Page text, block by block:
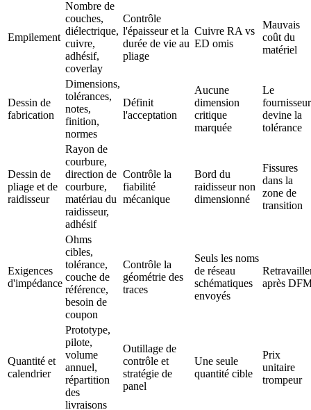
Empilement
Nombre de
couches,
diélectrique,
cuivre,
adhésif,
coverlay
Contrôle
l'épaisseur et la
durée de vie au
pliage
Cuivre RA vs
ED omis
Mauvais
coût du
matériel
Dessin de
fabrication
Dimensions,
tolérances,
notes,
finition,
normes
Définit
l'acceptation
Aucune
dimension
critique
marquée
Le
fournisseur
devine la
tolérance
Dessin de
pliage et de
raidisseur
Rayon de
courbure,
direction de
courbure,
matériau du
raidisseur,
adhésif
Contrôle la
fiabilité
mécanique
Bord du
raidisseur non
dimensionné
Fissures
dans la
zone de
transition
Exigences
d'impédance
Ohms
cibles,
tolérance,
couche de
référence,
besoin de
coupon
Contrôle la
géométrie des
traces
Seuls les noms
de réseau
schématiques
envoyés
après
Quantité et
calendrier
Prototype,
pilote,
volume
annuel,
répartition
des
livraisons
Outillage de
contrôle et
stratégie de
panel
Une seule
quantité cible
Prix ​​
unitaire
trompeur